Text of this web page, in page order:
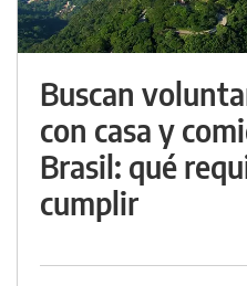
Buscan
con casa y
Brasil: qué
cumplir